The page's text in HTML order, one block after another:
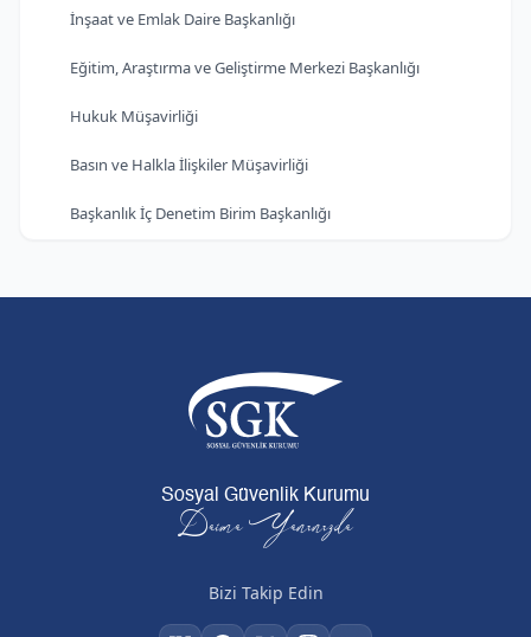
İnşaat ve Emlak Daire Başkanlığı
Eğitim, Araştırma ve Geliştirme Merkezi Başkanlığı
Hukuk Müşavirliği
Basın ve Halkla İlişkiler Müşavirliği
Başkanlık İç Denetim Birim Başkanlığı
Sosyal Güvenlik Kurumu
Daima Yanınızda
Bizi Takip Edin